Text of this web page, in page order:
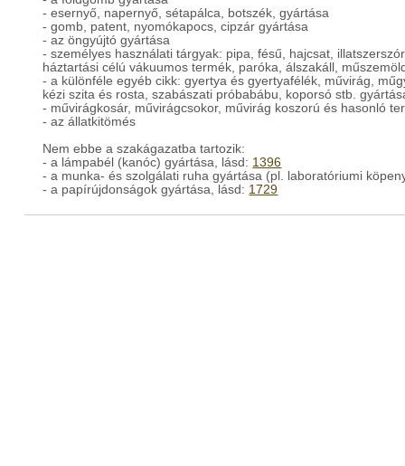
- esernyő, napernyő, sétapálca, botszék, gyártása
- gomb, patent, nyomókapocs, cipzár gyártása
- az öngyújtó gyártása
- személyes használati tárgyak: pipa, fésű, hajcsat,
háztartási célú vákuumos termék, paróka, álszakáll,
- a különféle egyéb cikk: gyertya és gyertyafélék, művirág,
kézi szita és rosta, szabászati próbabábu, koporsó stb.
- művirágkosár, művirágcsokor, művirág koszorú és hasonló
- az állatkitömés
Nem ebbe a szakágazatba tartozik:
- a lámpabél (kanóc) gyártása, lásd: 1396
- a munka- és szolgálati ruha gyártása (pl. laboratóriumi
- a papírújdonságok gyártása, lásd: 1729